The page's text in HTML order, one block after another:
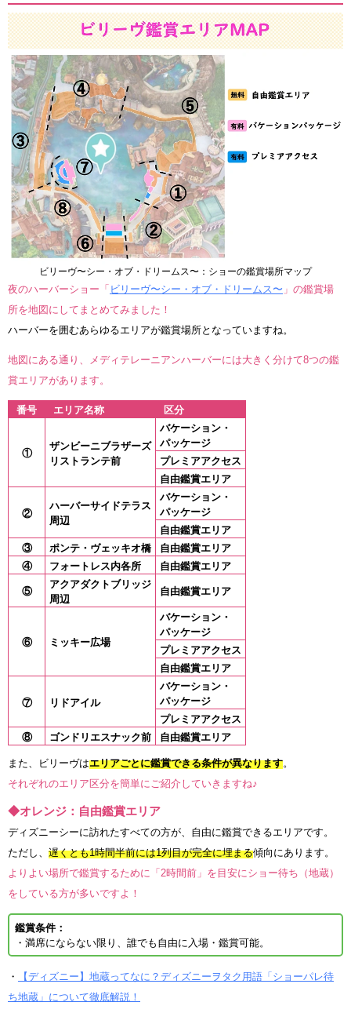
ビリーヴ〜シー・オブ・ドリームス〜：ショーの鑑賞場所マップ
夜のハーバーショー「 ビリーヴ〜シー・オブ・ドリームス〜 」の鑑賞場
所を地図にしてまとめてみました！
ハーバーを囲むあらゆるエリアが鑑賞場所となっていますね。
地図にある通り、メディテレーニアンハーバーには大きく分けて8つの鑑
賞エリアがあります。
番号 エリア名称 区分
①
ザンビーニブラザーズ
リストランテ前
バケーション・
パッケージ
プレミアアクセス
自由鑑賞エリア
②
ハーバーサイドテラス
周辺
バケーション・
パッケージ
自由鑑賞エリア
③
ポンテ・ヴェッキオ橋
自由鑑賞エリア
④
フォートレス内各所 自由鑑賞エリア
⑤
アクアダクトブリッジ
周辺
自由鑑賞エリア
⑥ ミッキー広場
バケーション・
パッケージ
プレミアアクセス
自由鑑賞エリア
⑦ リドアイル
バケーション・
パッケージ
プレミアアクセス
⑧
ゴンドリエスナック前 自由鑑賞エリア
また、ビリーヴはエリアごとに鑑賞できる条件が異なります。
それぞれのエリア区分を簡単にご紹介していきますね♪
◆オレンジ：自由鑑賞エリア
ディズニーシーに訪れたすべての方が、自由に鑑賞できるエリアです。
ただし、 遅くとも1時間半前には1列目が完全に埋まる傾向にあります。
よりよい場所で鑑賞するために「2時間前」を目安にショー待ち（地蔵）
をしている方が多いですよ！
鑑賞条件：
・満席にならない限り、誰でも自由に入場・鑑賞可能。
・
【ディズニー】地蔵ってなに？ディズニーヲタク用語「ショーパレ待
ち地蔵」について徹底解説！